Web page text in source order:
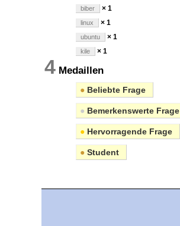
biber × 1
linux × 1
ubuntu × 1
kile × 1
4 Medaillen
● Beliebte Frage
● Bemerkenswerte Frage
● Hervorragende Frage
● Student